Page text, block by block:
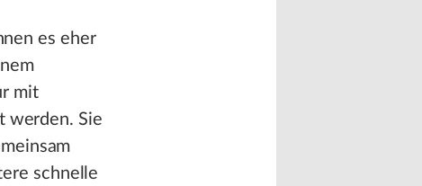
es eher
mit
werden. Sie
schnelle